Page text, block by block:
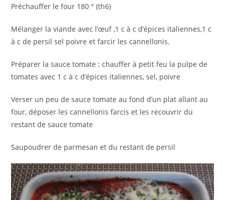
Préchauffer le four 180 ° (th6)
Mélanger la viande avec l’œuf ,1 c à c d’épices italiennes,1 c
à c de persil sel poivre et farcir les cannellonis.
Préparer la sauce tomate : chauffer à petit feu la pulpe de
tomates avec 1 c à c d’épices italiennes, sel, poivre
Verser un peu de sauce tomate au fond d’un plat allant au
four, déposer les cannellonis farcis et les recouvrir du
restant de sauce tomate
Saupoudrer de parmesan et du restant de persil